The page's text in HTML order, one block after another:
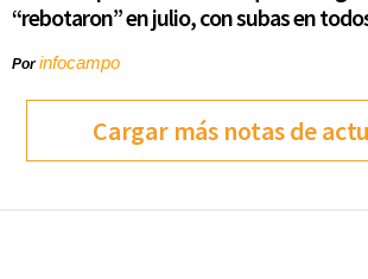
“rebotaron” en julio, con subas en
Porinfocampo
Cargar más notas de